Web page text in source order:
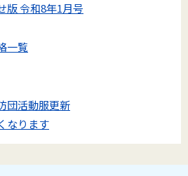
版 令和8年1月号
一覧
団活動服更新
なります